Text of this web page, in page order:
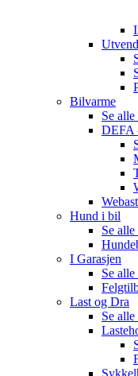
Bilvarme
Se alle
DEFA
Hund i bil
Se alle
I Garasjen
Se alle
Last og Dra
Se alle